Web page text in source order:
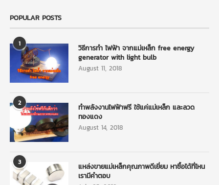
POPULAR POSTS
1
วิธีการทำ ไฟฟ้า จากแม่เหล็ก free energy
generator with light bulb
August 11, 2018
2
ทำพลังงานไฟฟ้าฟรี ใช้แค่แม่เหล็ก และลวด
ทองแดง
August 14, 2018
3
แหล่งขายแม่เหล็กคุณภาพดีเยี่ยม หาซื้อได้ที่ไหน
เรามีคำตอบ